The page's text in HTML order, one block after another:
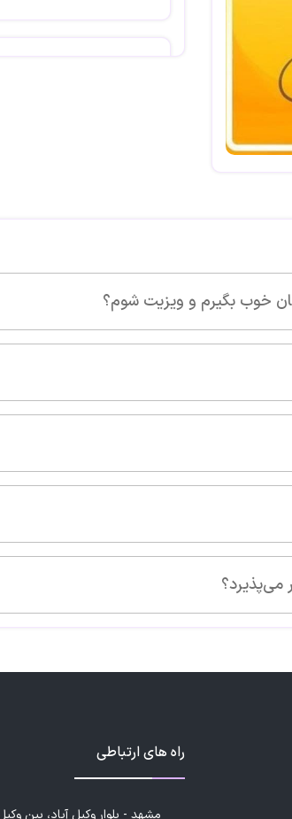
این پزشک را
درود بر شما. بنده به
و تحت درمان قرار
دارای مدارک عالی
تحسین دارد.
سلام بار اول رفتم
حوصله جواب
راه های ارتباطی